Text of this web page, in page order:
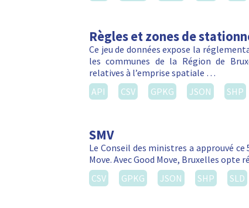
Règles et zones de
Ce jeu de données expose la
les communes de la Région de
relatives à l’emprise spatiale …
API
CSV GPKG JSON SHP
SMV
Le Conseil des ministres a approuvé
Move. Avec Good Move, Bruxelles
CSV
GPKG JSON SHP SLD